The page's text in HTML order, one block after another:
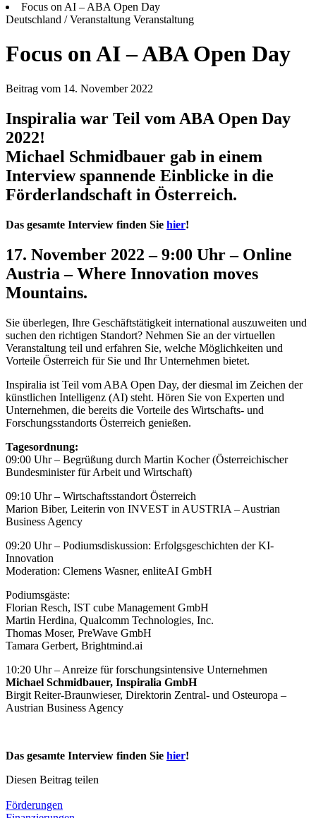
Focus on AI – ABA Open Day
Deutschland / Veranstaltung Veranstaltung
Focus on AI – ABA Open Day
Beitrag vom 14. November 2022
Inspiralia war Teil vom ABA Open Day
2022!
Michael Schmidbauer gab in einem
Interview spannende Einblicke in die
Förderlandschaft in Österreich.
Das gesamte Interview finden Sie hier!
17. November 2022 – 9:00 Uhr – Online
Austria – Where Innovation moves
Mountains.
Sie überlegen, Ihre Geschäftstätigkeit international auszuweiten und
suchen den richtigen Standort? Nehmen Sie an der virtuellen
Veranstaltung teil und erfahren Sie, welche Möglichkeiten und
Vorteile Österreich für Sie und Ihr Unternehmen bietet.
Inspiralia ist Teil vom ABA Open Day, der diesmal im Zeichen der
künstlichen Intelligenz (AI) steht. Hören Sie von Experten und
Unternehmen, die bereits die Vorteile des Wirtschafts- und
Forschungsstandorts Österreich genießen.
Tagesordnung:
09:00 Uhr – Begrüßung durch Martin Kocher (Österreichischer
Bundesminister für Arbeit und Wirtschaft)
09:10 Uhr – Wirtschaftsstandort Österreich
Marion Biber, Leiterin von INVEST in AUSTRIA – Austrian
Business Agency
09:20 Uhr – Podiumsdiskussion: Erfolgsgeschichten der KI-
Innovation
Moderation: Clemens Wasner, enliteAI GmbH
Podiumsgäste:
Florian Resch, IST cube Management GmbH
Martin Herdina, Qualcomm Technologies, Inc.
Thomas Moser, PreWave GmbH
Tamara Gerbert, Brightmind.ai
10:20 Uhr – Anreize für forschungsintensive Unternehmen
Michael Schmidbauer, Inspiralia GmbH
Birgit Reiter-Braunwieser, Direktorin Zentral- und Osteuropa –
Austrian Business Agency
Das gesamte Interview finden Sie hier!
Diesen Beitrag teilen
Förderungen